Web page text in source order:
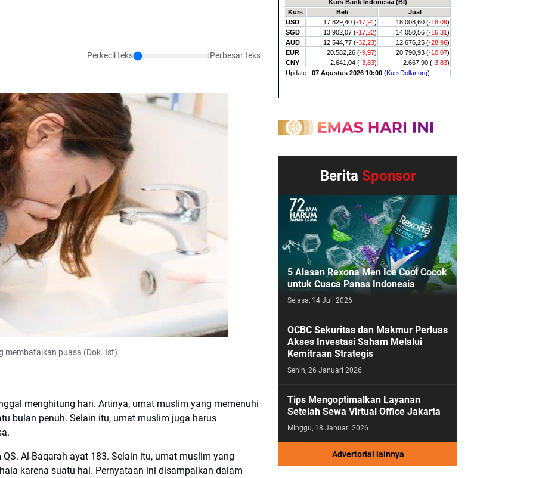
Perkecil teks Perbesar teks
membatalkan puasa (Dok. Ist)
menghitung hari. Artinya, umat muslim yang memenuhi
bulan penuh. Selain itu, umat muslim juga harus
Al-Baqarah ayat 183. Selain itu, umat muslim yang
karena suatu hal. Pernyataan ini disampaikan dalam
Berita Sponsor
5 Alasan Rexona Men Ice Cool Cocok
untuk Cuaca Panas Indonesia
Selasa, 14 Juli 2026
OCBC Sekuritas dan Makmur Perluas
Akses Investasi Saham Melalui
Kemitraan Strategis
Senin, 26 Januari 2026
Tips Mengoptimalkan Layanan
Setelah Sewa Virtual Office Jakarta
Minggu, 18 Januari 2026
Advertorial lainnya